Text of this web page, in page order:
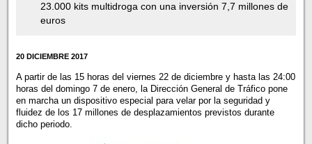
23.000 kits multidroga con una inversión 7,7 millones de
euros
20 DICIEMBRE 2017
A partir de las 15 horas del viernes 22 de diciembre y hasta las 24:00
horas del domingo 7 de enero, la Dirección General de Tráfico pone
en marcha un dispositivo especial para velar por la seguridad y
fluidez de los 17 millones de desplazamientos previstos durante
dicho periodo.